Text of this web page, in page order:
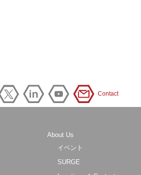
Contact
About Us
イベント
SURGE